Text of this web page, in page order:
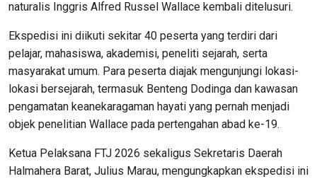
naturalis Inggris Alfred Russel Wallace kembali ditelusuri.
Ekspedisi ini diikuti sekitar 40 peserta yang terdiri dari
pelajar, mahasiswa, akademisi, peneliti sejarah, serta
masyarakat umum. Para peserta diajak mengunjungi lokasi-
lokasi bersejarah, termasuk Benteng Dodinga dan kawasan
pengamatan keanekaragaman hayati yang pernah menjadi
objek penelitian Wallace pada pertengahan abad ke-19.
Ketua Pelaksana FTJ 2026 sekaligus Sekretaris Daerah
Halmahera Barat, Julius Marau, mengungkapkan ekspedisi ini